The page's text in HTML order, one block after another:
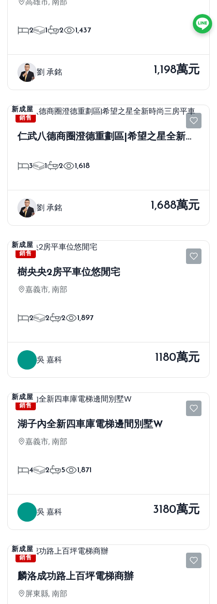
2 1 2 1,437
劉 承銘 1,198萬元
銷售
新成屋
仁武八德商圈澄德重劃區|希望之星全新時
3 1 2 1,618
劉 承銘 1,688萬元
銷售
新成屋
樹央央2房平車位悠閒宅
嘉義市, 南部
2 2 2 1,897
吳 嘉科 1180萬元
銷售
新成屋
湖子內全新四車庫電梯邊間別墅W
嘉義市, 南部
4 2 5 1,871
吳 嘉科 3180萬元
銷售
新成屋
麟洛成功路上百坪電梯商辦
屏東縣, 南部